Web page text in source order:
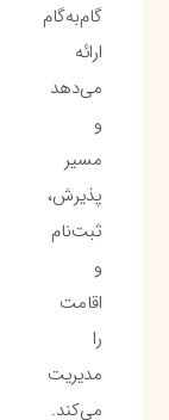
گام‌به‌گام
ارائه
می‌دهد
و
مسیر
پذیرش،
ثبت‌نام
و
اقامت
را
مدیریت
می‌کند.